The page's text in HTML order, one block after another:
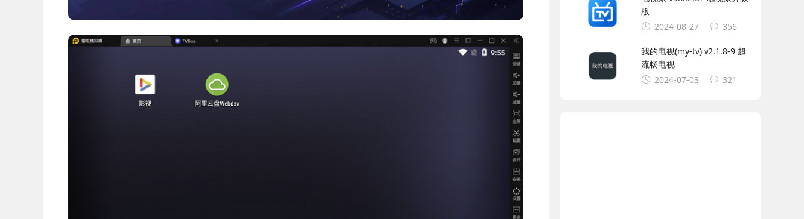
版
2024-08-27
356
我的电视(my-tv) v2.1.8-9 超
流畅电视
2024-07-03
321